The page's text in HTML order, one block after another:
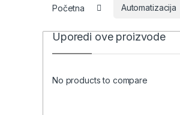
Početna Automatizacija
Uporedi ove proizvode
No products to compare